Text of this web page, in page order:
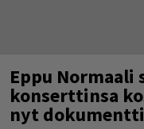
Eppu
konserttinsa
nyt